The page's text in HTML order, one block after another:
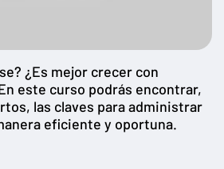
¿Es mejor crecer con
este curso podrás encontrar,
las claves para administrar
eficiente y oportuna.